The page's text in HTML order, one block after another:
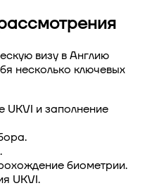
визу в Англию
несколько ключевых
UKVI и заполнение
биометрии.
UKVI.